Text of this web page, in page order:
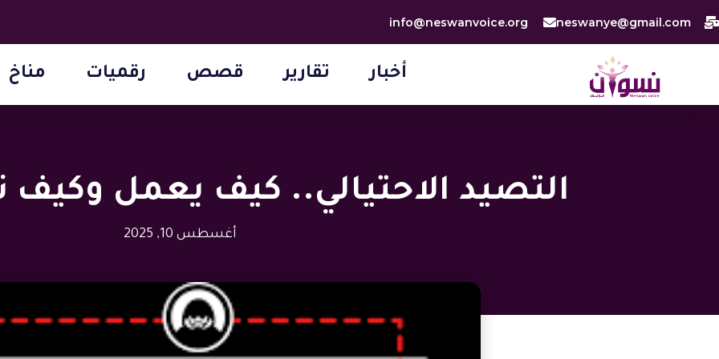
إلى
neswanye@gmail.com
info@neswanvoice.org
أخبار تقارير قصص رقميات مناخ
التصيد الاحتيالي.. كيف يعمل
أغسطس 10, 2025